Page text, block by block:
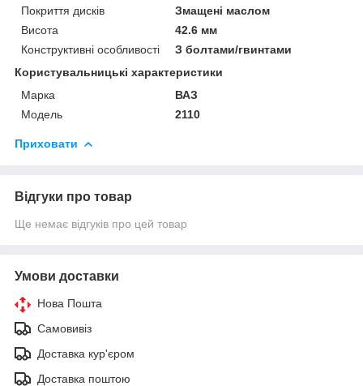
Покриття дисків
Змащені маслом
Висота
42.6 мм
Конструктивні особливості
З болтами/гвинтами
Користувальницькі характеристики
Марка
ВАЗ
Модель
2110
Приховати
Відгуки про товар
Ще немає відгуків про цей товар
Умови доставки
Нова Пошта
Самовивіз
Доставка кур'єром
Доставка поштою